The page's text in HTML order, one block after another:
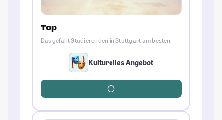
Top
Das gefällt Studierenden in Stuttgart am besten:
Kulturelles Angebot